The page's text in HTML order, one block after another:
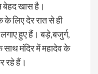
बेहद खास है।
के लिए देर रात से ही
हुए हैं। बड़े,बजुर्ग,
मंदिर में महादेव के
रहे हैं।